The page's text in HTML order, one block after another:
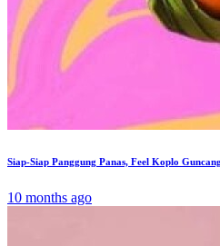
Siap-Siap Panggung Panas, Feel Koplo
10 months ago